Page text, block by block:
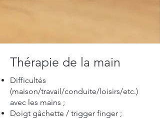
Thérapie de la main
Difficultés
(maison/travail/conduite/loisirs/etc.)
avec les mains ;
Doigt gâchette / trigger finger ;